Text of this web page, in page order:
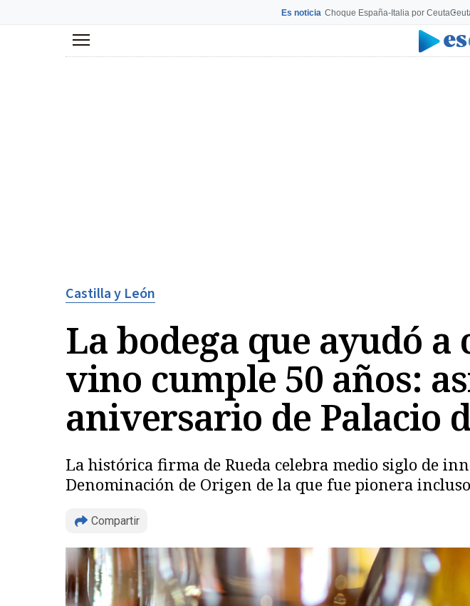
Es noticia Choque España-Italia por Ceuta
Menú
Castilla y León
La bodega que ayudó
vino cumple 50 años:
aniversario de Palacio
La histórica firma de Rueda celebra medio siglo de
Denominación de Origen de la que fue pionera
Compartir